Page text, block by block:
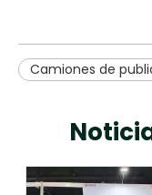
Camiones de